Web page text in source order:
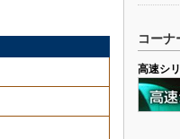
コーナ
高速シ